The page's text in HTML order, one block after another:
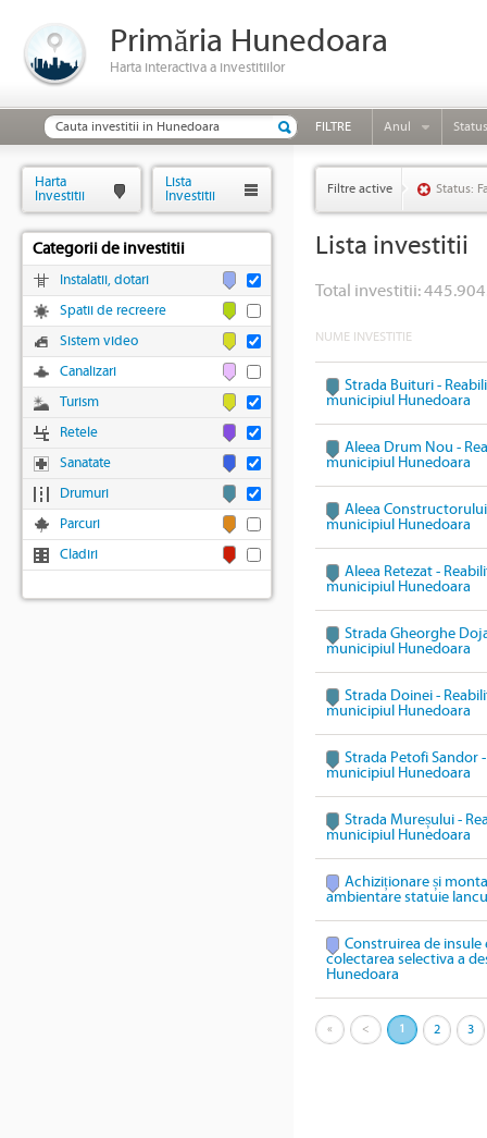
Primăria Hunedoara
Harta interactiva a investitiilor
FILTRE Anul Status
Filtre active Status:
Lista investitii
Total investitii:
NUME INVESTITIE
Strada Buituri -
municipiul Hunedoara
Aleea Drum Nou -
municipiul Hunedoara
Aleea
municipiul Hunedoara
Aleea Retezat -
municipiul Hunedoara
Strada Gheorghe
municipiul Hunedoara
Strada Doinei -
municipiul Hunedoara
Strada Petofi Sandor
municipiul Hunedoara
Strada Mureșului -
municipiul Hunedoara
Achiziționare și
ambientare statuie
Construirea de
colectarea selectiva a
Hunedoara
« < 1 2 3
Harta
Investitii
Lista
Investitii
Categorii de investitii
Instalatii, dotari
Spatii de recreere
Sistem video
Canalizari
Turism
Retele
Sanatate
Drumuri
Parcuri
Cladiri